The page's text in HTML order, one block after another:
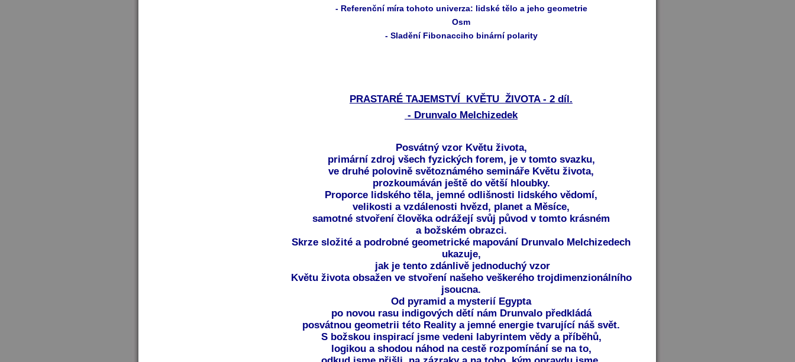
- Referenční míra tohoto univerza: lidské tělo a jeho geometrie
Osm
- Sladění Fibonacciho binární polarity
PRASTARÉ TAJEMSTVÍ KVĚTU ŽIVOTA - 2 díl.
- Drunvalo Melchizedek
Posvátný vzor Květu života,
primární zdroj všech fyzických forem, je v tomto svazku,
ve druhé polovině světoznámého semináře Květu života,
prozkoumáván ještě do větší hloubky.
Proporce lidského těla, jemné odlišnosti lidského vědomí,
velikosti a vzdálenosti hvězd, planet a Měsíce,
samotné stvoření člověka odrážejí svůj původ v tomto krásném
a božském obrazci.
Skrze složité a podrobné geometrické mapování Drunvalo Melchizedech
ukazuje,
jak je tento zdánlivě jednoduchý vzor
Květu života obsažen ve stvoření našeho veškerého trojdimenzionálního
jsoucna.
Od pyramid a mysterií Egypta
po novou rasu indigových dětí nám Drunvalo předkládá
posvátnou geometrii této Reality a jemné energie tvarující náš svět.
S božskou inspirací jsme vedeni labyrintem vědy a příběhů,
logikou a shodou náhod na cestě rozpomínání se na to,